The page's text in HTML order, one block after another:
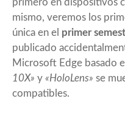
primero en dispositivos
mismo, veremos los
única en el primer
publicado
Microsoft Edge basado
10X» y «HoloLens» se
compatibles.